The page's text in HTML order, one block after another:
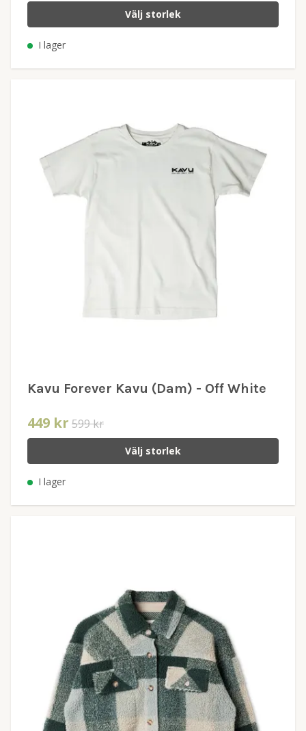
Välj storlek
I lager
Kavu Forever Kavu (Dam) - Off White
449 kr 599 kr
Välj storlek
I lager